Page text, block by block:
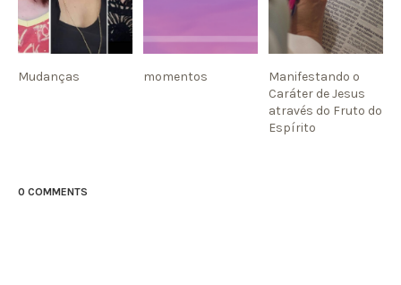
Mudanças momentos
Manifestando o
Caráter de Jesus
através do Fruto do
Espírito
0 COMMENTS